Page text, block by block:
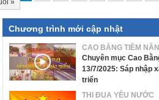
Chương trình mới cập nhật
CAO BẰNG TIỀM
Chuyên mục Cao
13/7/2025: Sáp nhập
triển
THI ĐUA YÊU NƯỚC